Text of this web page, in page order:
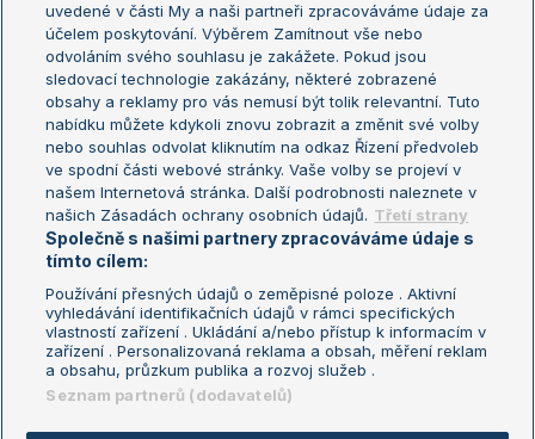
US Open
Turnaj mistrů
Turnaj mistryň
Aktualní trendy
Fotbalové přestupy
Livesport Daily
LS Prague Open
Podmínky užití
Nastavení soukromí
GDPR a žurnalistika
Reklama
Kontakt
Informace o zpracování osobních
údajů
uvedené v části My a naši partneři zpracováváme údaje za
účelem poskytování. Výběrem Zamítnout vše nebo
odvoláním svého souhlasu je zakážete. Pokud jsou
sledovací technologie zakázány, některé zobrazené
obsahy a reklamy pro vás nemusí být tolik relevantní. Tuto
nabídku můžete kdykoli znovu zobrazit a změnit své volby
nebo souhlas odvolat kliknutím na odkaz Řízení předvoleb
ve spodní části webové stránky. Vaše volby se projeví v
našem Internetová stránka. Další podrobnosti naleznete v
našich Zásadách ochrany osobních údajů. Třetí strany
Společně s našimi partnery zpracováváme údaje s
tímto cílem:
Používání přesných údajů o zeměpisné poloze . Aktivní
vyhledávání identifikačních údajů v rámci specifických
vlastností zařízení . Ukládání a/nebo přístup k informacím v
zařízení . Personalizovaná reklama a obsah, měření reklam
a obsahu, průzkum publika a rozvoj služeb .
Seznam partnerů (dodavatelů)